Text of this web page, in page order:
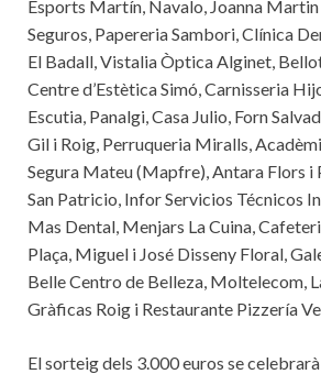
Esports Martín, Navalo, Joanna
Seguros, Papereria Sambori, Clínica
El Badall, Vistalia Òptica Alginet,
Centre d’Estètica Simó, Carnisseria
Escutia, Panalgi, Casa Julio, Forn
Gil i Roig, Perruqueria Miralls,
Segura Mateu (Mapfre), Antara Flors i
San Patricio, Infor Servicios Técnicos
Mas Dental, Menjars La Cuina,
Plaça, Miguel i José Disseny Floral,
Belle Centro de Belleza, Moltelecom,
Gràficas Roig i Restaurante Pizzería
El sorteig dels 3.000 euros se